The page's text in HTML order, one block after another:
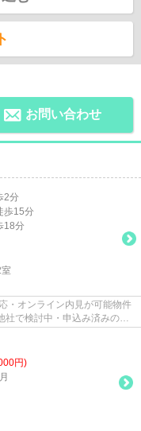
お問い合わせ
2分
歩15分
18分
オンライン内見が可能物件
社で検討中・申込み済みのお
円)